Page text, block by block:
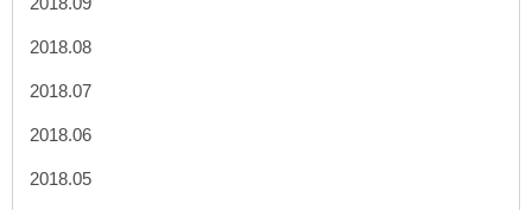
2018.08
2018.07
2018.06
2018.05